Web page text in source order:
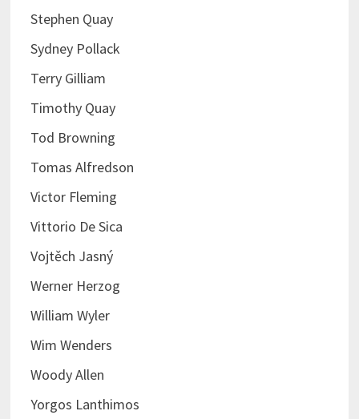
Stephen Quay
Sydney Pollack
Terry Gilliam
Timothy Quay
Tod Browning
Tomas Alfredson
Victor Fleming
Vittorio De Sica
Vojtěch Jasný
Werner Herzog
William Wyler
Wim Wenders
Woody Allen
Yorgos Lanthimos